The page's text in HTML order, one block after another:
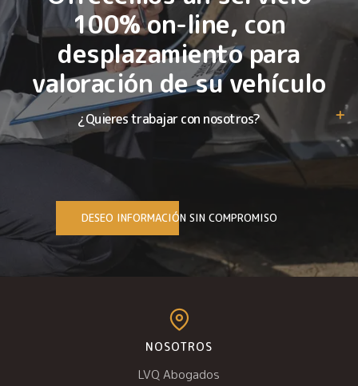
100% on-line, con
desplazamiento para
valoración de su vehículo
¿Quieres trabajar con nosotros?
DESEO INFORMACIÓN SIN COMPROMISO
NOSOTROS
LVQ Abogados